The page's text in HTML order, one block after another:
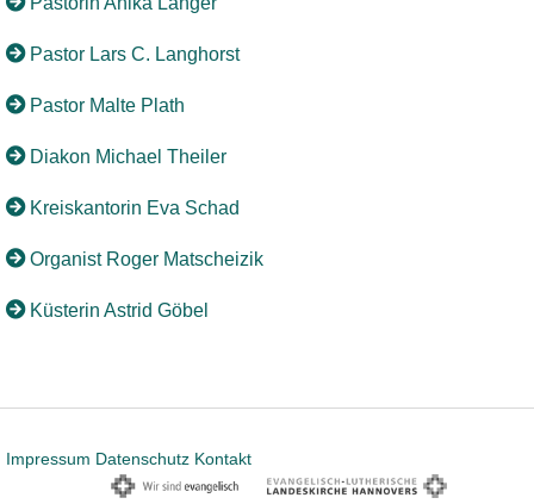
Pastor Lars C. Langhorst
Pastor Malte Plath
Diakon Michael Theiler
Kreiskantorin Eva Schad
Organist Roger Matscheizik
Küsterin Astrid Göbel
Impressum Datenschutz Kontakt